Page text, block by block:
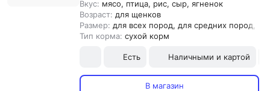
Вкус: мясо, птица, рис, сыр, ягненок
Возраст: для щенков
Размер: для всех пород, для средних пород,
Тип корма: сухой корм
Есть Наличными и картой
В магазин